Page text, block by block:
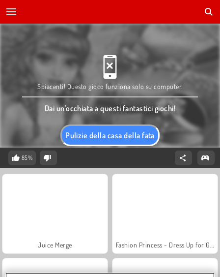
Pulizie della casa della fata
Spiacenti! Questo gioco funziona solo su computer.
Dai un'occhiata a questi fantastici giochi!
85%
Juice Merge